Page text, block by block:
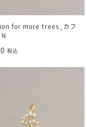
for more trees_カフ
税込